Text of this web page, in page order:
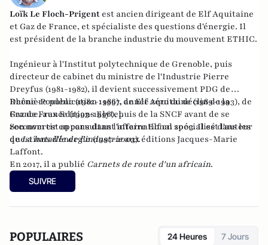
Loïk Le Floch-Prigent est ancien dirigeant de Elf Aquitaine
et Gaz de France, et spécialiste des questions d'énergie. Il
est président de la branche industrie du mouvement ETHIC.
Ingénieur à l'Institut polytechnique de Grenoble, puis
directeur de cabinet du ministre de l'Industrie Pierre
Dreyfus (1981-1982), il devient successivement PDG de
Rhône-Poulenc (1982-1986), de Elf Aquitaine (1989-1993), de
Gaz de France (1993-1996), puis de la SNCF avant de se
reconvertir en consultant international spécialisé dans les
questions d'énergie (1997-2003).
Dernière publication :1997, année zéro du déclin de la
France, aux Editions Elytel.
Son nom est apparu dans l'affaire Elf en 2003. Il est l'auteur
deLa bataille de l'industrieaux éditions Jacques-Marie
Laffont.
En 2017, il a publié Carnets de route d'un africain.
SUIVRE
POPULAIRES 24 Heures 7 Jours